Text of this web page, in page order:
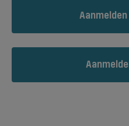
Aanmelden